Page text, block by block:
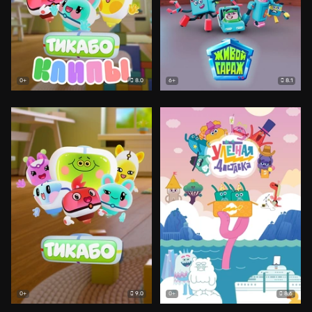
0+ 8.0 6+ 8.1
0+ 9.0 0+ 8.6